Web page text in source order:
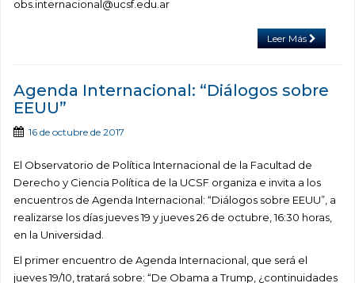
obs.internacional@ucsf.edu.ar
Leer Más
Agenda Internacional: “Diálogos sobre
EEUU”
16 de octubre de 2017
El Observatorio de Política Internacional de la Facultad de
Derecho y Ciencia Política de la UCSF organiza e invita a los
encuentros de Agenda Internacional: “Diálogos sobre EEUU”, a
realizarse los días jueves 19 y jueves 26 de octubre, 16:30 horas,
en la Universidad.
El primer encuentro de Agenda Internacional, que será el
jueves 19/10, tratará sobre: “De Obama a Trump, ¿continuidades